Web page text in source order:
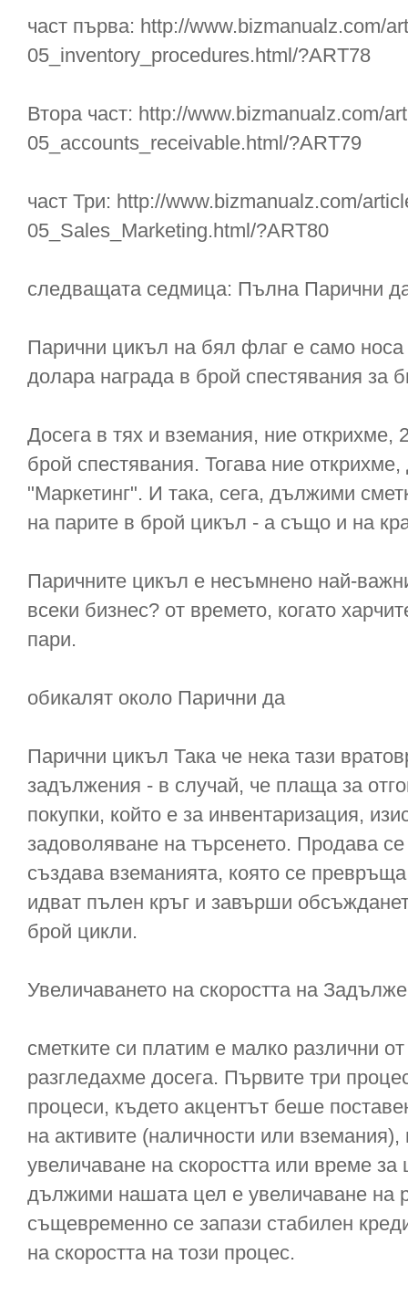
част първа: http://www.bizmanualz.com/
05_inventory_procedures.html/?ART78
Втора част: http://www.bizmanualz.com/
05_accounts_receivable.html/?ART79
част Три: http://www.bizmanualz.com/
05_Sales_Marketing.html/?ART80
следващата седмица: Пълна Парични
Парични цикъл на бял флаг е само
долара награда в брой спестявания за
Досега в тях и вземания, ние открихме,
брой спестявания. Тогава ние
"Маркетинг". И така, сега, дължими
на парите в брой цикъл - а също и на
Паричните цикъл е несъмнено най-
всеки бизнес? от времето, когато
пари.
обикалят около Парични да
Парични цикъл Така че нека тази
задължения - в случай, че плаща за
покупки, който е за инвентаризация,
задоволяване на търсенето. Продава
създава вземанията, която се
идват пълен кръг и завърши
брой цикли.
Увеличаването на скоростта на
сметките си платим е малко различни
разгледахме досега. Първите три
процеси, където акцентът беше
на активите (наличности или
увеличаване на скоростта или време
дължими нашата цел е увеличаване на
същевременно се запази стабилен
на скоростта на този процес.